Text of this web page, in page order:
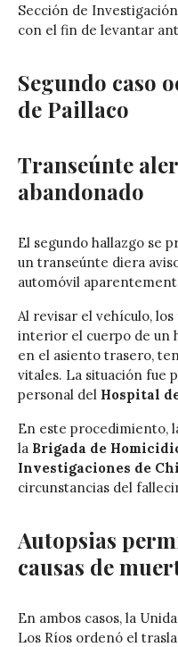
Sección de
con el fin de levantar
Segundo caso
de Paillaco
Transeúnte
abandonado
El segundo hallazgo se
un transeúnte diera
automóvil
Al revisar el vehículo,
interior el cuerpo de un
en el asiento trasero,
vitales. La situación fue
personal del Hospital
En este procedimiento,
la Brigada de
Investigaciones de
circunstancias del
Autopsias
causas de
En ambos casos, la
Los Ríos ordenó el